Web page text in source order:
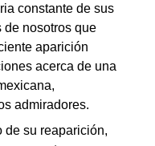
constante de sus
de nosotros que
aparición
acerca de una
admiradores.
de su reaparición,